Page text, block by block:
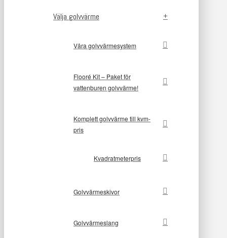
Välja golvvärme
Våra golvvärmesystem
Flooré Kit – Paket för
vattenburen golvvärme!
Komplett golvvärme till kvm-
pris
Kvadratmeterpris
Golvvärmeskivor
Golvvärmeslang